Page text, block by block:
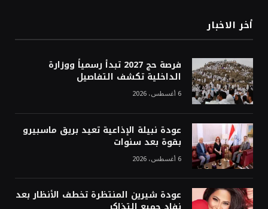
أخر الاخبار
فرصة حج 2027 تبدأ رسمياً ووزارة
الداخلية تكشف التفاصيل
6 أغسطس، 2026
عودة نبيلة الإذاعية تعيد بريق ماسبيرو
بقوة بعد سنوات
6 أغسطس، 2026
عودة شيرين المنتظرة تخطف الأنظار بعد